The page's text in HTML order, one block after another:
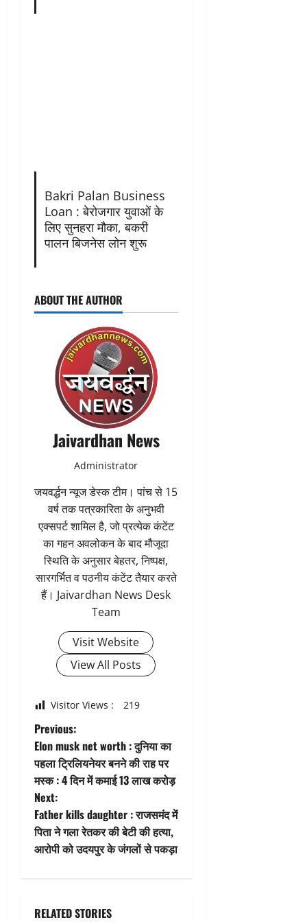
Bakri Palan Business
Loan : बेरोजगार युवाओं के
लिए सुनहरा मौका, बकरी
पालन बिजनेस लोन शुरू
ABOUT THE AUTHOR
Jaivardhan News
Administrator
जयवर्द्धन न्यूज डेस्क टीम। पांच से 15
वर्ष तक पत्रकारिता के अनुभवी
एक्सपर्ट शामिल है, जो प्रत्येक कंटेंट
का गहन अवलोकन के बाद मौजूदा
स्थिति के अनुसार बेहतर, निष्पक्ष,
सारगर्भित व पठनीय कंटेंट तैयार करते
हैं। Jaivardhan News Desk
Team
Visit Website
View All Posts
Visitor Views : 219
P
o
s
t
n
v
Previous:
Elon musk net worth : दुनिया का
पहला ट्रिलियनेयर बनने की राह पर
मस्क : 4 दिन में कमाई 13 लाख करोड़
Next:
Father kills daughter : राजसमंद में
पिता ने गला रेतकर की बेटी की हत्या,
आरोपी को उदयपुर के जंगलों से पकड़ा
RELATED STORIES